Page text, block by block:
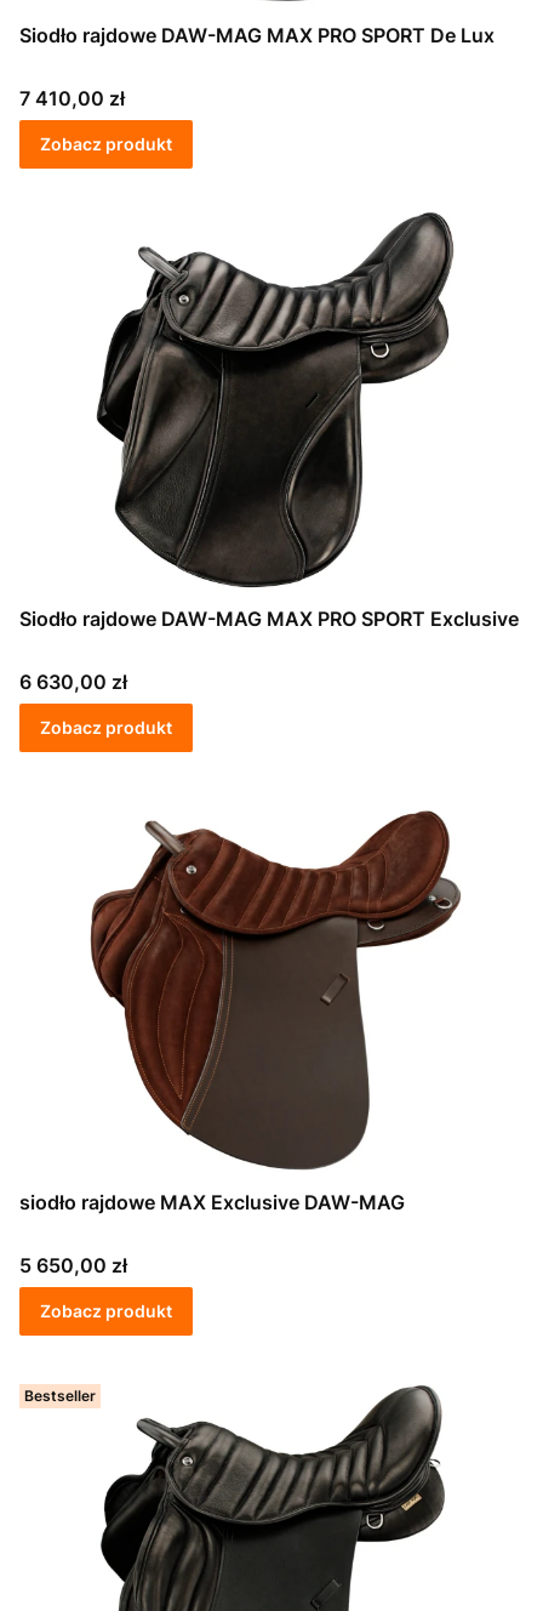
Siodło rajdowe DAW-MAG MAX PRO SPORT De Lux
Cena
7 410,00 zł
Zobacz produkt
Siodło rajdowe DAW-MAG MAX PRO SPORT Exclusive
Cena
6 630,00 zł
Zobacz produkt
siodło rajdowe MAX Exclusive DAW-MAG
Cena
5 650,00 zł
Zobacz produkt
Bestseller